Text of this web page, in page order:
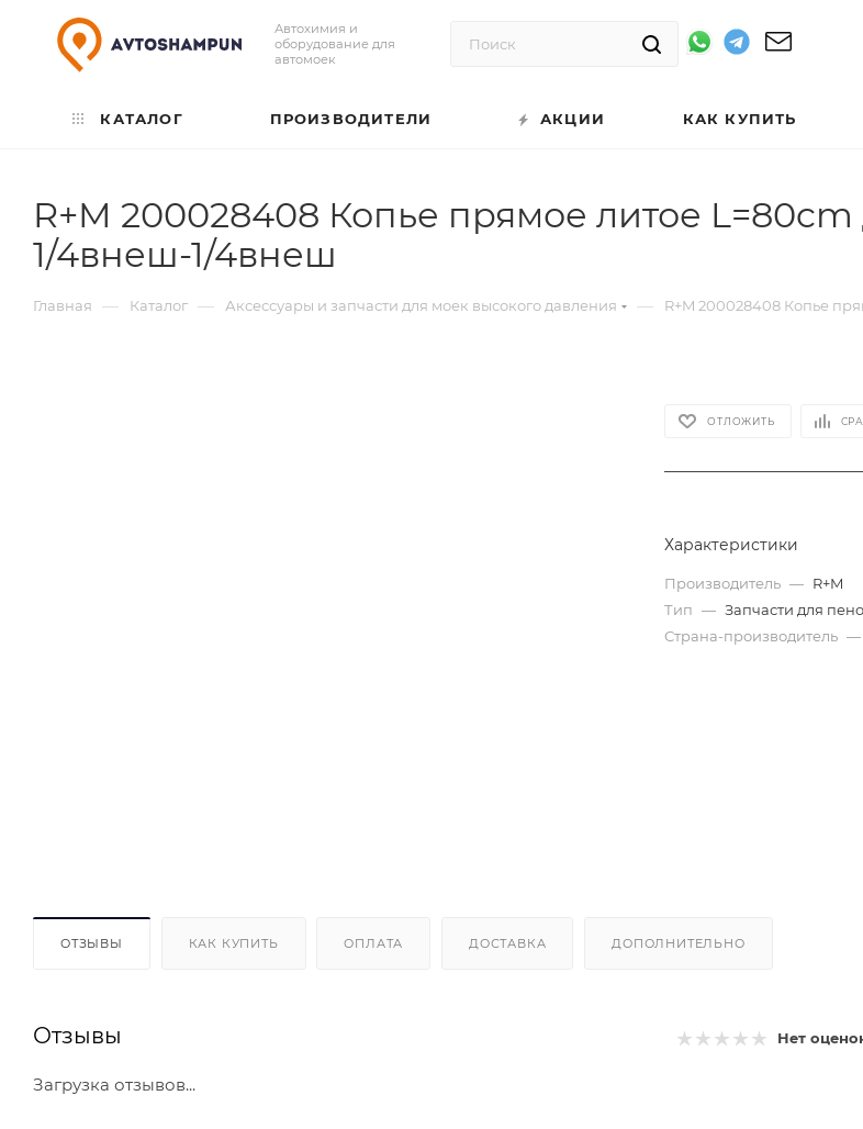
Автохимия и
оборудование для
автомоек
КАТАЛОГ ПРОИЗВОДИТЕЛИ АКЦИИ КАК КУПИТЬ
R+M 200028408 Копье прямое литое
1/4внеш-1/4внеш
Главная — Каталог — Аксессуары и запчасти для моек высокого давления — R+M 200028408 Копье
ОТЛОЖИТЬ
Характеристики
Производитель — R+M
Тип — Запчасти для
Страна-производитель —
ОТЗЫВЫ КАК КУПИТЬ ОПЛАТА ДОСТАВКА ДОПОЛНИТЕЛЬНО
Отзывы Нет
Загрузка отзывов...